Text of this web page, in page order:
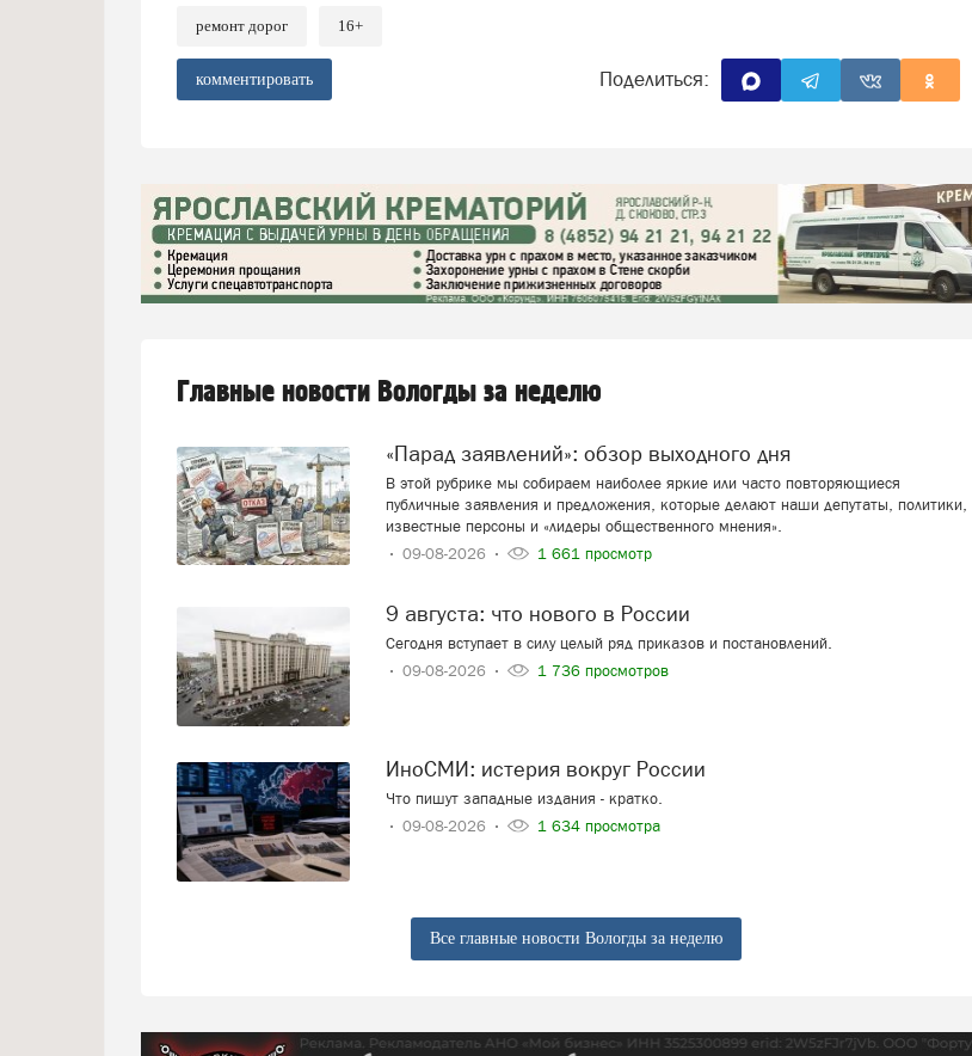
ремонт дорог 16+
комментировать Поделиться:
Главные новости Вологды за неделю
«Парад заявлений»: обзор выходного дня
В этой рубрике мы собираем наиболее яркие или часто повторяющиеся
публичные заявления и предложения, которые делают наши депутаты, политики,
известные персоны и «лидеры общественного мнения».
09-08-2026
1 661 просмотр
9 августа: что нового в России
Сегодня вступает в силу целый ряд приказов и постановлений.
09-08-2026
1 736 просмотров
ИноСМИ: истерия вокруг России
Что пишут западные издания - кратко.
09-08-2026
1 634 просмотра
Все главные новости Вологды за неделю